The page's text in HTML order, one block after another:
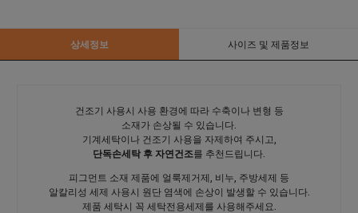
상세정보 사이즈 및 제품정보
건조기 사용시 사용 환경에 따라 수축이나 변형 등
소재가 손상될 수 있습니다.
기계세탁이나 건조기 사용을 자제하여 주시고,
단독손세탁 후 자연건조를 추천드립니다.
피그먼트 소재 제품에 얼룩제거제, 비누, 주방세제 등
알칼리성 세제 사용시 원단 염색에 손상이 발생할 수 있습니다.
제품 세탁시 꼭 세탁전용세제를 사용해주세요.